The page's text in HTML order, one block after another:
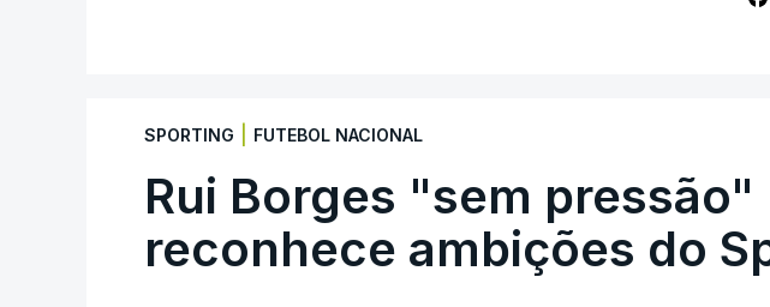
SPORTING FUTEBOL NACIONAL
Rui Borges "sem pressão"
reconhece ambições do